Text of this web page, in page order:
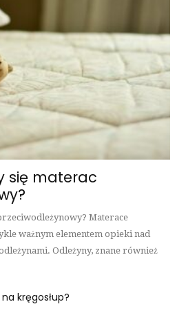
się materac
Materace
ważnym elementem opieki nad
Odleżyny, znane również
kręgosłup?